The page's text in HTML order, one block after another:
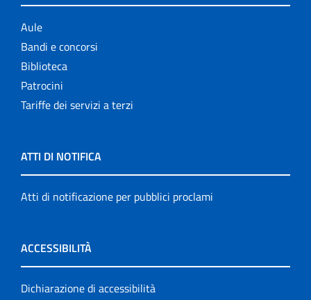
Aule
Bandi e concorsi
Biblioteca
Patrocini
Tariffe dei servizi a terzi
ATTI DI NOTIFICA
Atti di notificazione per pubblici proclami
ACCESSIBILITÀ
Dichiarazione di accessibilità